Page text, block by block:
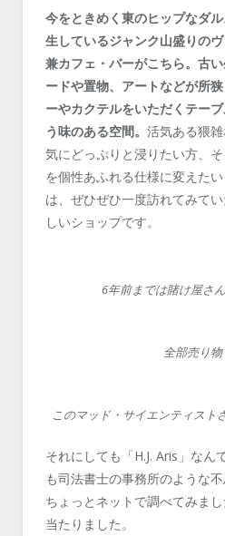
今をときめく東のヒップなダ
生しているジャンク山盛りの
兼カフェ・バーがこちら。古
ードや置物、アートなどが所
ーやカクテルをいただくテー
う味のある空間。 活気ある猥
気にどっぷりと浸りたい方、
を個性あふれる仕様に変えた
は、ぜひぜひ一度訪れてみて
しいショップです。
6年前までは賭け屋さん
全部売り物
このマッド・サイエンティスト
それにしても「H.J. Aris」なん
も司法書士の事務所のような不
ちょっとネットで調べてみま
当たりました。